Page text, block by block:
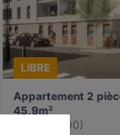
LIBRE
Appartement 2
45,9m²
Istres (13800)